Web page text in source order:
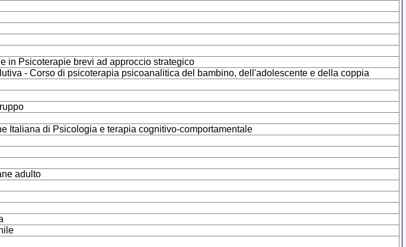
in Psicoterapie brevi ad approccio strategico
- Corso di psicoterapia psicoanalitica del bambino, dell'adolescente e della coppia
Italiana di Psicologia e terapia cognitivo-comportamentale
adulto